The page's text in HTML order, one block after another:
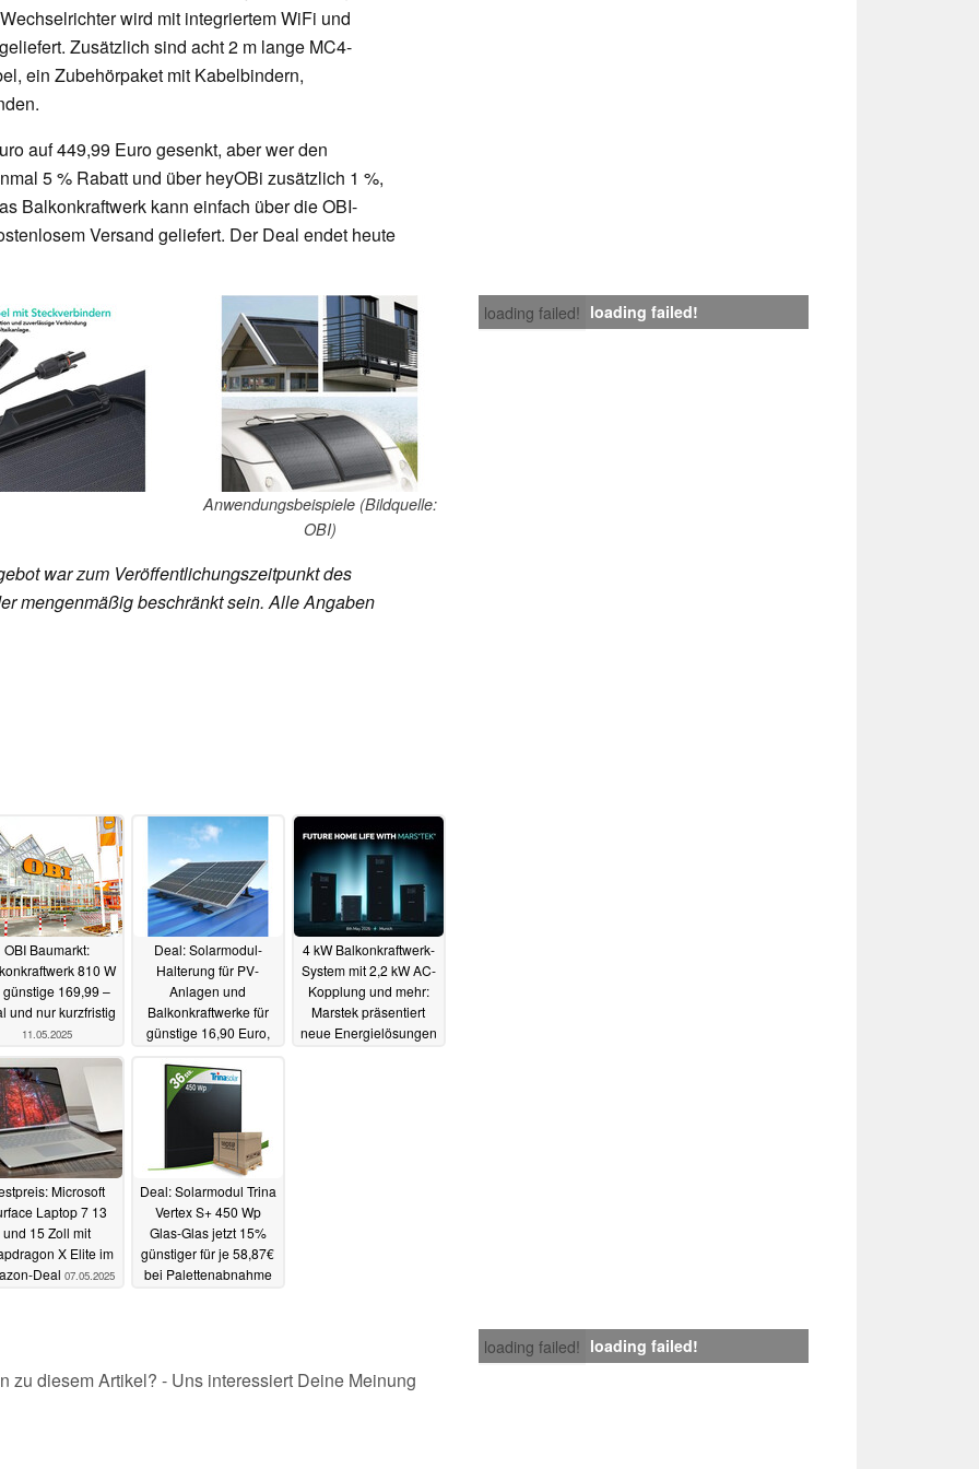
wird mit integriertem WiFi und
Zusätzlich sind acht 2 m lange MC4-
ein Zubehörpaket mit Kabelbindern,
auf 449,99 Euro gesenkt, aber wer den
5 % Rabatt und über heyOBi zusätzlich 1 %,
Balkonkraftwerk kann einfach über die OBI-
Versand geliefert. Der Deal endet heute
loading failed! loading failed!
Anwendungsbeispiele (Bildquelle:
OBI)
war zum Veröffentlichungszeitpunkt des
mengenmäßig beschränkt sein. Alle Angaben
OBI Baumarkt:
810 W
günstige 169,99 –
und nur kurzfristig
11.05.2025
Deal: Solarmodul-
Halterung für PV-
Anlagen und
Balkonkraftwerke für
günstige 16,90 Euro,
4 kW Balkonkraftwerk-
System mit 2,2 kW AC-
Kopplung und mehr:
Marstek präsentiert
neue Energielösungen
Microsoft
Laptop 7 13
und 15 Zoll mit
X Elite im
Deal 07.05.2025
Deal: Solarmodul Trina
Vertex S+ 450 Wp
Glas-Glas jetzt 15%
günstiger für je 58,87€
bei Palettenabnahme
loading failed! loading failed!
zu diesem Artikel? - Uns interessiert Deine Meinung